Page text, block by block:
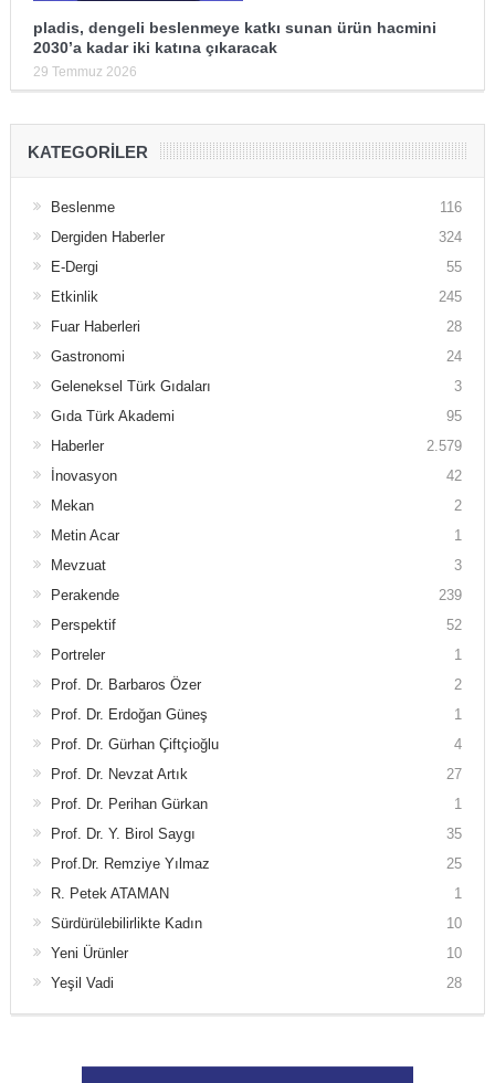
pladis, dengeli beslenmeye katkı sunan ürün hacmini
2030’a kadar iki katına çıkaracak
29 Temmuz 2026
KATEGORILER
Beslenme
116
Dergiden Haberler
324
E-Dergi
55
Etkinlik
245
Fuar Haberleri
28
Gastronomi
24
Geleneksel Türk Gıdaları
3
Gıda Türk Akademi
95
Haberler
2.579
İnovasyon
42
Mekan
2
Metin Acar
1
Mevzuat
3
Perakende
239
Perspektif
52
Portreler
1
Prof. Dr. Barbaros Özer
2
Prof. Dr. Erdoğan Güneş
1
Prof. Dr. Gürhan Çiftçioğlu
4
Prof. Dr. Nevzat Artık
27
Prof. Dr. Perihan Gürkan
1
Prof. Dr. Y. Birol Saygı
35
Prof.Dr. Remziye Yılmaz
25
R. Petek ATAMAN
1
Sürdürülebilirlikte Kadın
10
Yeni Ürünler
10
Yeşil Vadi
28